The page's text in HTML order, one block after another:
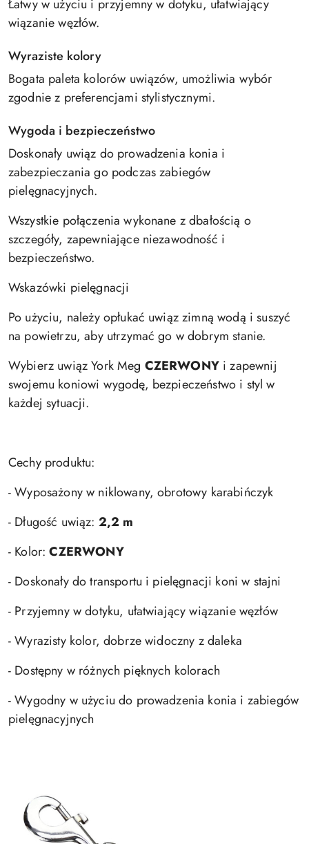
Łatwy w użyciu i przyjemny w dotyku, ułatwiający
wiązanie węzłów.
Wyraziste kolory
Bogata paleta kolorów uwiązów, umożliwia wybór
zgodnie z preferencjami stylistycznymi.
Wygoda i bezpieczeństwo
Doskonały uwiąz do prowadzenia konia i
zabezpieczania go podczas zabiegów
pielęgnacyjnych.
Wszystkie połączenia wykonane z dbałością o
szczegóły, zapewniające niezawodność i
bezpieczeństwo.
Wskazówki pielęgnacji
Po użyciu, należy opłukać uwiąz zimną wodą i suszyć
na powietrzu, aby utrzymać go w dobrym stanie.
Wybierz uwiąz York Meg CZERWONYi zapewnij
swojemu koniowi wygodę, bezpieczeństwo i styl w
każdej sytuacji.
Cechy produktu:
- Wyposażony w niklowany, obrotowy karabińczyk
- Długość uwiąz: 2,2 m
- Kolor:CZERWONY
- Doskonały do transportu i pielęgnacji koni w stajni
- Przyjemny w dotyku, ułatwiający wiązanie węzłów
- Wyrazisty kolor, dobrze widoczny z daleka
- Dostępny w różnych pięknych kolorach
- Wygodny w użyciu do prowadzenia konia i zabiegów
pielęgnacyjnych